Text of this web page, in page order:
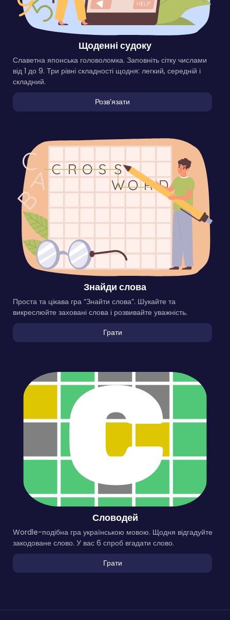
Щоденні судоку
Славетна японська головоломка. Заповніть сітку числами
від 1 до 9. Три рівні складності щодня: легкий, середній і
складний.
Розвʼязати
Знайди слова
Проста та цікава гра “Знайти слова”. Шукайте та
викреслюйте заховані слова і розвивайте уважність.
Грати
Словодей
Wordle-подібна гра українською мовою. Щодня відгадуйте
закодоване слово. У вас 6 спроб вгадати слово.
Грати